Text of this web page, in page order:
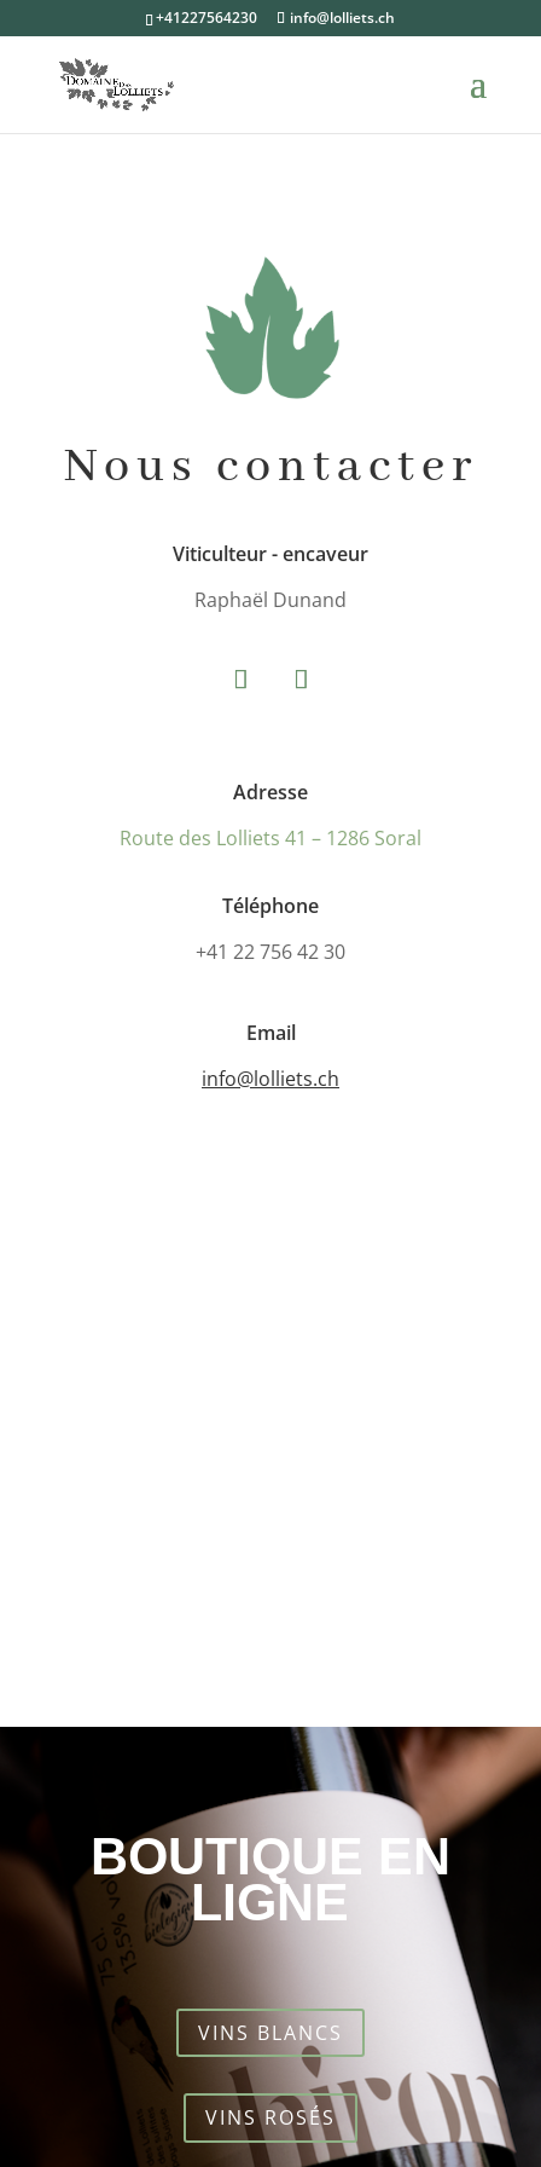
+41227564230 info@lolliets.ch
Nous contacter
Viticulteur - encaveur
Raphaël Dunand
Adresse
Route des Lolliets 41 – 1286 Soral
Téléphone
+41 22 756 42 30
Email
info@lolliets.ch
BOUTIQUE EN
LIGNE
VINS BLANCS
VINS ROSÉS